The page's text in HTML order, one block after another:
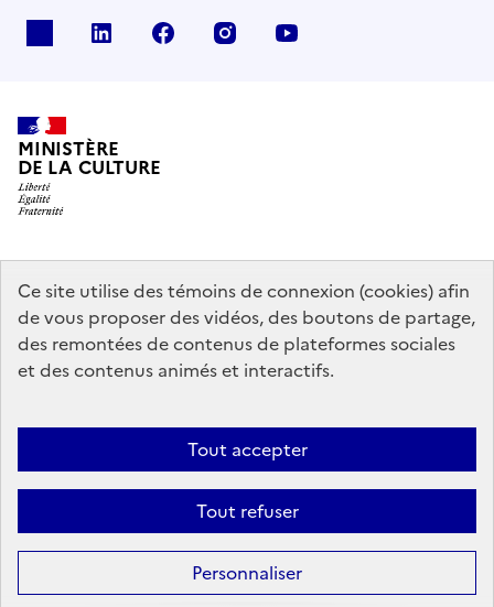
Ce site utilise des témoins de connexion (cookies) afin
de vous proposer des vidéos, des boutons de partage,
des remontées de contenus de plateformes sociales
et des contenus animés et interactifs.
Tout accepter
Tout refuser
Personnaliser
linkedin facebook instagram
MINISTÈRE
DE LA CULTURE
data.gouv.fr legifrance.gouv.fr
info.gouv.fr
service-public.gouv.fr
Mentions légales Accessibilité : partiellement conforme
Politique
d’utilisation des témoins de connexion (cookies)
Plan du site
Sauf mention contraire, tous les contenus de ce site sont sous